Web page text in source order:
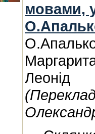
мовами,
Леонід